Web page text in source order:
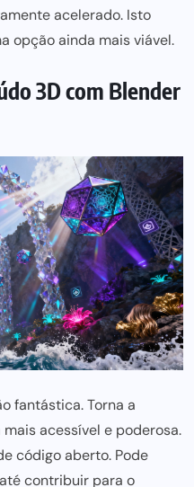
acelerado. Isto
opção ainda mais viável.
3D com Blender
fantástica. Torna a
acessível e poderosa.
código aberto. Pode
até contribuir para o